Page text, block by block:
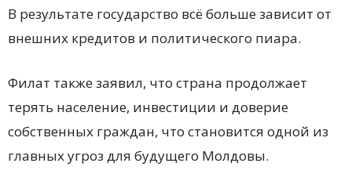
В результате государство всё больше зависит от
внешних кредитов и политического пиара.
Филат также заявил, что страна продолжает
терять население, инвестиции и доверие
собственных граждан, что становится одной из
главных угроз для будущего Молдовы.